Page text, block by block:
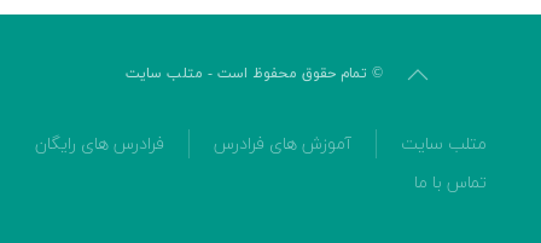
© تمام حقوق محفوظ است - متلب سایت
متلب سایت آموزش های فرادرس
فرادرس های رایگان
تماس با ما